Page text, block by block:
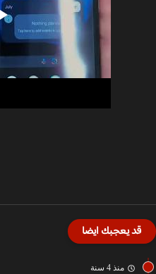
قد يعجبك ايضا
منذ 4 سنة